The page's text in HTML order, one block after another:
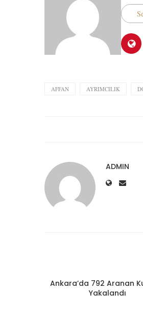
AFFAN AYRIMCILIK
ADMIN
Ankara’da 792 Aranan
Yakalandı